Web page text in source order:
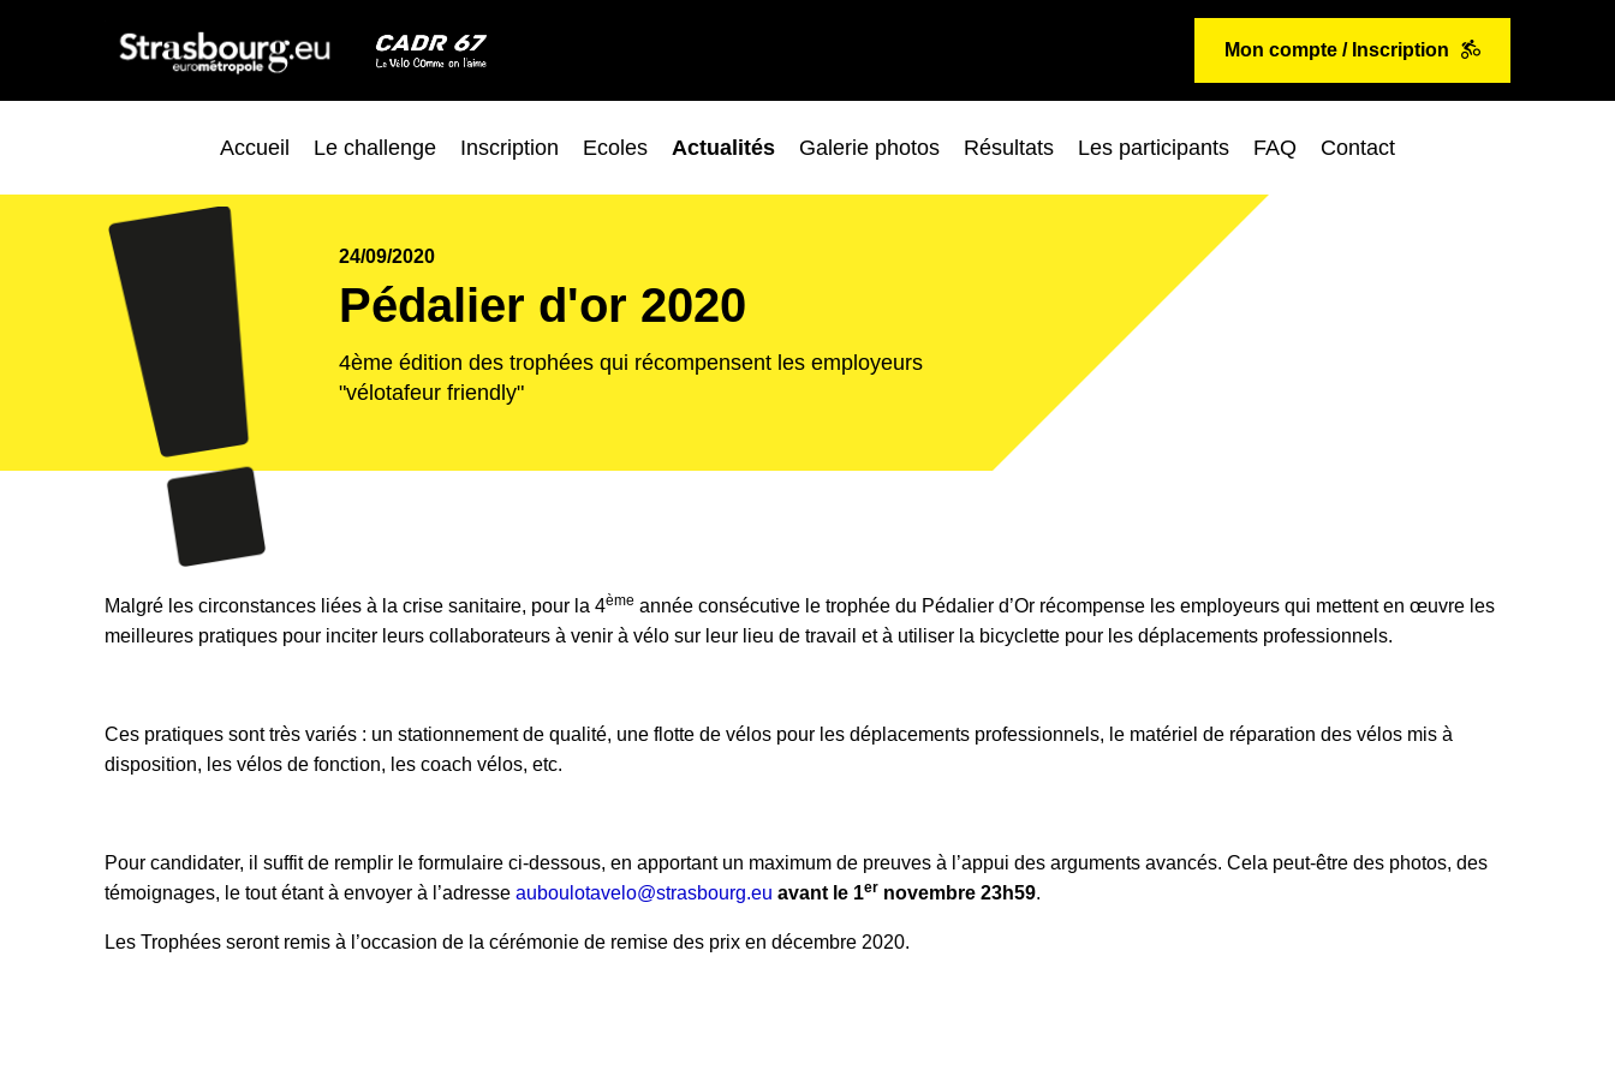
Mon compte / Inscription
Accueil Le challenge Inscription Ecoles Actualités Galerie photos Résultats Les participants FAQ Contact
24/09/2020
Pédalier d'or 2020
4ème édition des trophées qui récompensent les employeurs
"vélotafeur friendly"
Malgré les circonstances liées à la crise sanitaire, pour la 4ème année consécutive le trophée du Pédalier d’Or récompense les employeurs qui mettent en œuvre les
meilleures pratiques pour inciter leurs collaborateurs à venir à vélo sur leur lieu de travail et à utiliser la bicyclette pour les déplacements professionnels.
Ces pratiques sont très variés : un stationnement de qualité, une flotte de vélos pour les déplacements professionnels, le matériel de réparation des vélos mis à
disposition, les vélos de fonction, les coach vélos, etc.
Pour candidater, il suffit de remplir le formulaire ci-dessous, en apportant un maximum de preuves à l’appui des arguments avancés. Cela peut-être des photos, des
témoignages, le tout étant à envoyer à l’adresse auboulotavelo@strasbourg.eu avant le 1er novembre 23h59.
Les Trophées seront remis à l’occasion de la cérémonie de remise des prix en décembre 2020.